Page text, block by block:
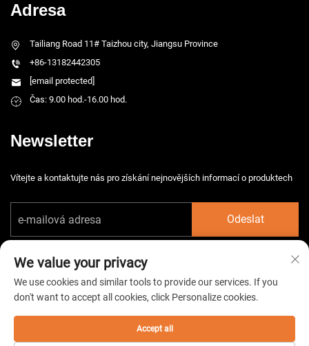
Adresa
Tailiang Road 11# Taizhou city, Jiangsu Province
+86-13182442305
[email protected]
Čas: 9.00 hod.-16.00 hod.
Newsletter
Vítejte a kontaktujte nás pro získání nejnovějších informací o produktech
Odeslat
Copyright © 2026 China Taizhou HarsMarg Electromechenical Co. Ltd.
Všechna práva vyhrazena. - Zásady ochrany soukromí
We value your privacy
We use cookies and similar tools to provide our services. If you
don't want to accept all cookies, click Personalize cookies.
Accept all